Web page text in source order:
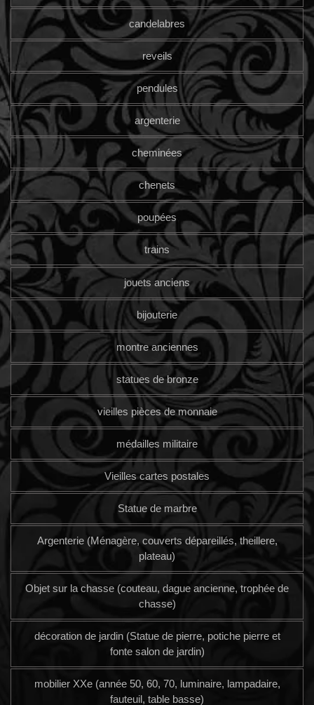
candelabres
reveils
pendules
argenterie
cheminées
chenets
poupées
trains
jouets anciens
bijouterie
montre anciennes
statues de bronze
vieilles pièces de monnaie
médailles militaire
Vieilles cartes postales
Statue de marbre
Argenterie (Ménagère, couverts dépareillés, theillere,
plateau)
Objet sur la chasse (couteau, dague ancienne, trophée de
chasse)
décoration de jardin (Statue de pierre, potiche pierre et
fonte salon de jardin)
mobilier XXe (année 50, 60, 70, luminaire, lampadaire,
fauteuil, table basse)